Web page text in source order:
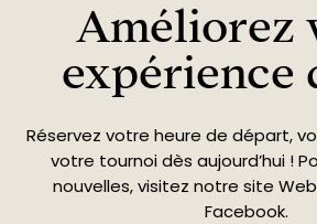
Améliorez
expérience
Réservez votre heure de départ,
votre tournoi dès aujourd’hui !
nouvelles, visitez notre site
Facebook.